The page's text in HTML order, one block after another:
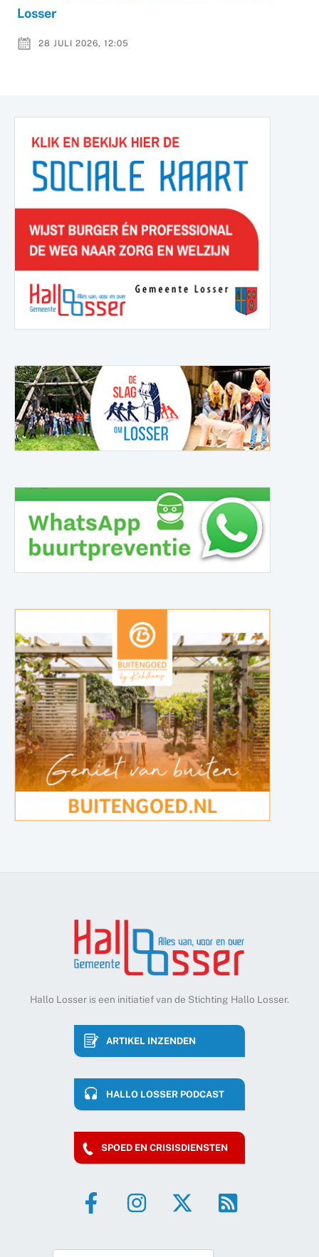
Losser
28 JULI 2026, 12:05
Hallo Losser is een initiatief van de Stichting Hallo Losser.
ARTIKEL INZENDEN
HALLO LOSSER PODCAST
SPOED EN CRISISDIENSTEN